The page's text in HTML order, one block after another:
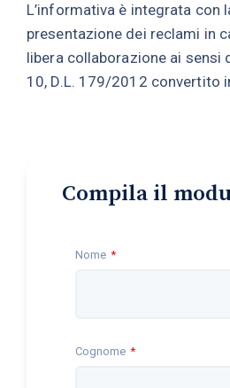
L’informativa è integrata con
presentazione dei reclami in
libera collaborazione ai sensi
10, D.L. 179/2012 convertito
Compila il
Nome
Cognome